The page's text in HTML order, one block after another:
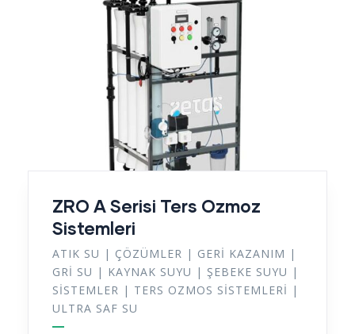
ZRO A Serisi Ters Ozmoz
Sistemleri
ATIK SU | ÇÖZÜMLER | GERI KAZANIM |
GRI SU | KAYNAK SUYU | ŞEBEKE SUYU |
SISTEMLER | TERS OZMOS SISTEMLERI |
ULTRA SAF SU